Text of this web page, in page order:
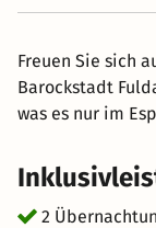
Freuen Sie sich
Barockstadt
was es nur im
2